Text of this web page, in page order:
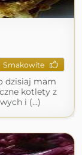
Smakowite
dzisiaj mam
kotlety z
i (...)